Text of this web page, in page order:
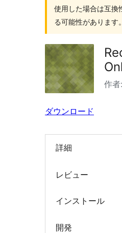
使用した場合は互換
る可能性があります。
作者:
ダウンロード
詳細
レビュー
インストール
開発